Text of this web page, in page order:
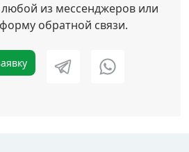
из мессенджеров или
обратной связи.